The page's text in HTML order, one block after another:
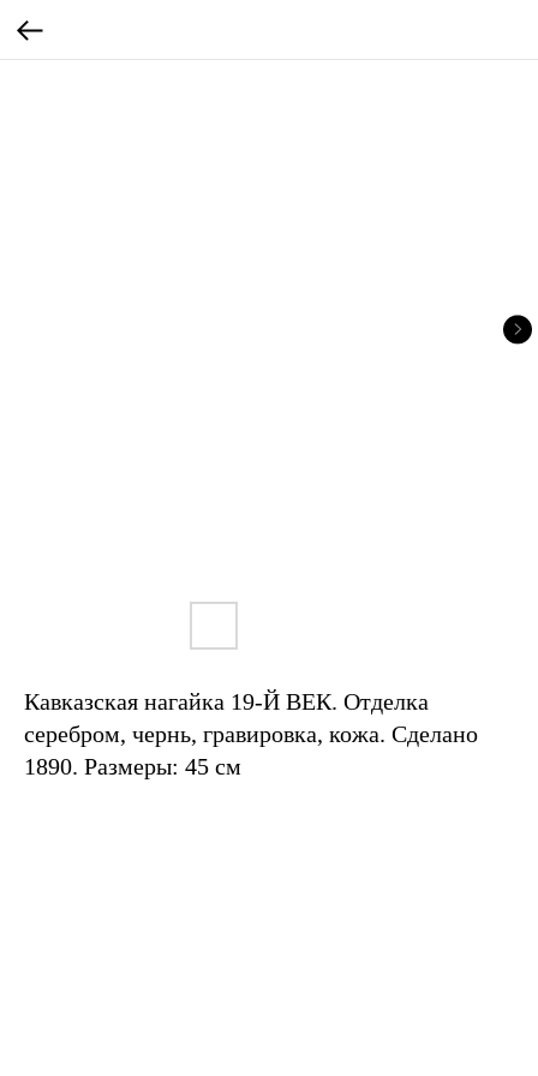
Кавказская нагайка 19-Й ВЕК. Отделка
серебром, чернь, гравировка, кожа. Сделано
1890. Размеры: 45 см